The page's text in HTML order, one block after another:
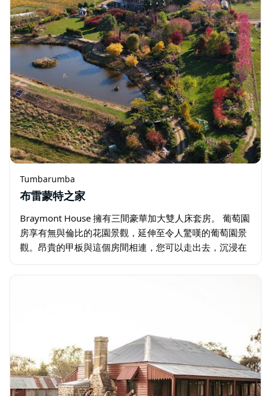
Tumbarumba
布雷蒙特之家
Braymont House 擁有三間豪華加大雙人床套房。 葡萄園
房享有無與倫比的花園景觀，延伸至令人驚嘆的葡萄園景
觀。昂貴的甲板與這個房間相連，您可以走出去，沉浸在